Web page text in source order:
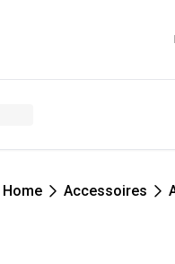
Home Accessoires